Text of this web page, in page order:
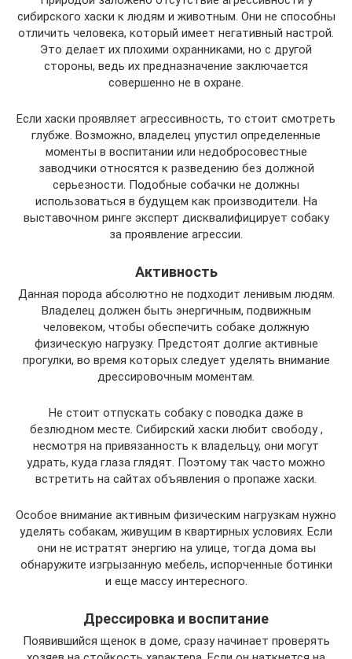
сибирского хаски к людям и животным. Они не способны
отличить человека, который имеет негативный настрой.
Это делает их плохими охранниками, но с другой
стороны, ведь их предназначение заключается
совершенно не в охране.
Если хаски проявляет агрессивность, то стоит смотреть
глубже. Возможно, владелец упустил определенные
моменты в воспитании или недобросовестные
заводчики относятся к разведению без должной
серьезности. Подобные собачки не должны
использоваться в будущем как производители. На
выставочном ринге эксперт дисквалифицирует собаку
за проявление агрессии.
Активность
Данная порода абсолютно не подходит ленивым людям.
Владелец должен быть энергичным, подвижным
человеком, чтобы обеспечить собаке должную
физическую нагрузку. Предстоят долгие активные
прогулки, во время которых следует уделять внимание
дрессировочным моментам.
Не стоит отпускать собаку с поводка даже в
безлюдном месте. Сибирский хаски любит свободу ,
несмотря на привязанность к владельцу, они могут
удрать, куда глаза глядят. Поэтому так часто можно
встретить на сайтах объявления о пропаже хаски.
Особое внимание активным физическим нагрузкам нужно
уделять собакам, живущим в квартирных условиях. Если
они не истратят энергию на улице, тогда дома вы
обнаружите изгрызанную мебель, испорченные ботинки
и еще массу интересного.
Дрессировка и воспитание
Появившийся щенок в доме, сразу начинает проверять